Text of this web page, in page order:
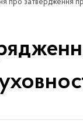
про затвердження